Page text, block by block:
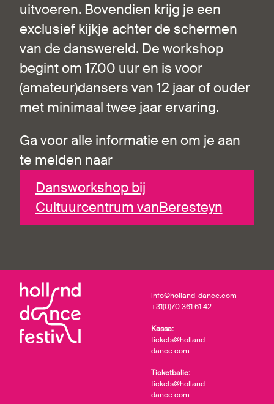
uitvoeren. Bovendien krijg je een
exclusief kijkje achter de schermen
van de danswereld. De workshop
begint om 17.00 uur en is voor
(amateur)dansers van 12 jaar of ouder
met minimaal twee jaar ervaring.
Ga voor alle informatie en om je aan
te melden naar
Dansworkshop bij
Cultuurcentrum vanBeresteyn
info@holland-dance.com
+31(0)70 361 61 42
Kassa:
tickets@holland-
dance.com
Ticketbalie:
tickets@holland-
dance.com